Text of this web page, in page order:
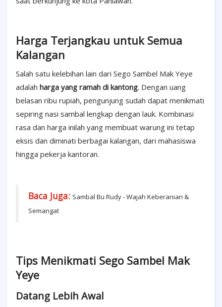
Harga Terjangkau untuk Semua
Kalangan
Salah satu kelebihan lain dari Sego Sambel Mak Yeye
adalah harga yang ramah di kantong. Dengan uang
belasan ribu rupiah, pengunjung sudah dapat menikmati
sepiring nasi sambal lengkap dengan lauk. Kombinasi
rasa dan harga inilah yang membuat warung ini tetap
eksis dan diminati berbagai kalangan, dari mahasiswa
hingga pekerja kantoran.
Baca Juga: Sambal Bu Rudy - Wajah Keberanian &
Semangat
Tips Menikmati Sego Sambel Mak
Yeye
Datang Lebih Awal